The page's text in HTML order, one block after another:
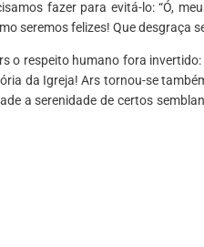
fazer para evitá-lo: “Ó,
seremos felizes! Que desgraça
o respeito humano fora
da Igreja! Ars tornou-se
a serenidade de certos